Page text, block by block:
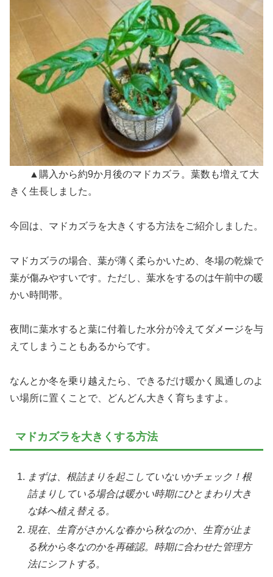
▲購入から約9か月後のマドカズラ。葉数も増えて大
きく生長しました。
今回は、マドカズラを大きくする方法をご紹介しました。
マドカズラの場合、葉が薄く柔らかいため、冬場の乾燥で
葉が傷みやすいです。ただし、葉水をするのは午前中の暖
かい時間帯。
夜間に葉水すると葉に付着した水分が冷えてダメージを与
えてしまうこともあるからです。
なんとか冬を乗り越えたら、できるだけ暖かく風通しのよ
い場所に置くことで、どんどん大きく育ちますよ。
マドカズラを大きくする方法
まずは、根詰まりを起こしていないかチェック！根
詰まりしている場合は暖かい時期にひとまわり大き
な鉢へ植え替える。
現在、生育がさかんな春から秋なのか、生育が止ま
る秋から冬なのかを再確認。時期に合わせた管理方
法にシフトする。